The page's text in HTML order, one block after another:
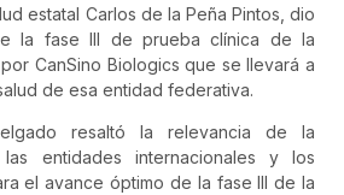
estatal Carlos de la Peña Pintos, dio
la fase III de prueba clínica de la
CanSino Biologics que se llevará a
de esa entidad federativa.
resaltó la relevancia de la
entidades internacionales y los
el avance óptimo de la fase III de la